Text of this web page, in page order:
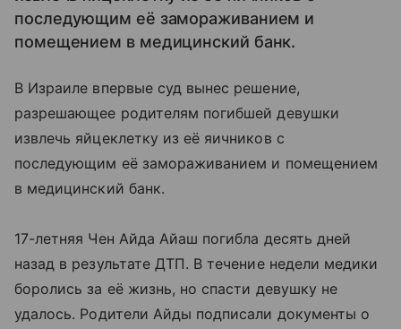
последующим её замораживанием и
помещением в медицинский банк.
В Израиле впервые суд вынес решение,
разрешающее родителям погибшей девушки
извлечь яйцеклетку из её яичников с
последующим её замораживанием и помещением
в медицинский банк.
17-летняя Чен Айда Айаш погибла десять дней
назад в результате ДТП. В течение недели медики
боролись за её жизнь, но спасти девушку не
удалось. Родители Айды подписали документы о